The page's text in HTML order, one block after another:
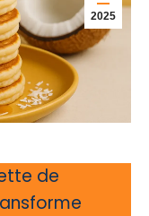
2025
de